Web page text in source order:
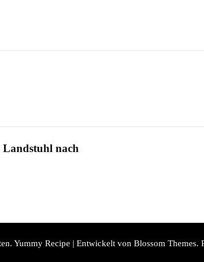
Landstuhl nach
Yummy Recipe | Entwickelt von Blossom Themes.